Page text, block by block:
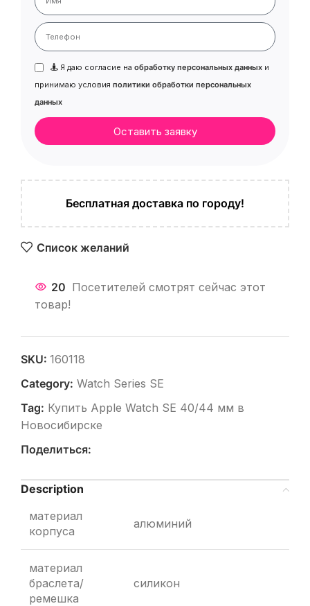
Я даю согласие на обработку персональных данных и
принимаю условия политики обработки персональных
данных
Оставить заявку
Бесплатная доставка по городу!
Список желаний
20 Посетителей смотрят сейчас этот
товар!
SKU: 160118
Category: Watch Series SE
Tag: Купить Apple Watch SE 40/44 мм в
Новосибирске
Поделиться:
Description
материал
корпуса
алюминий
материал
браслета/
ремешка
силикон